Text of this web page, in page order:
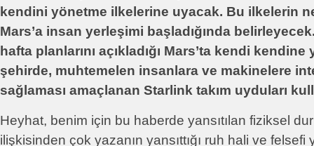
kendini yönetme ilkelerine uyacak. Bu ilkelerin
Mars’a insan yerleşimi başladığında
hafta planlarını açıkladığı Mars’ta kendi
şehirde, muhtemelen insanlara ve makinelere
sağlaması amaçlanan Starlink takım uyduları
Heyhat, benim için bu haberde yansıtılan fiziksel
ilişkisinden çok yazanın yansıttığı ruh hali ve felsefi